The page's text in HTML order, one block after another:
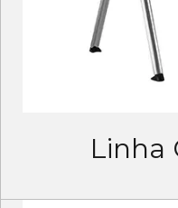
Linha